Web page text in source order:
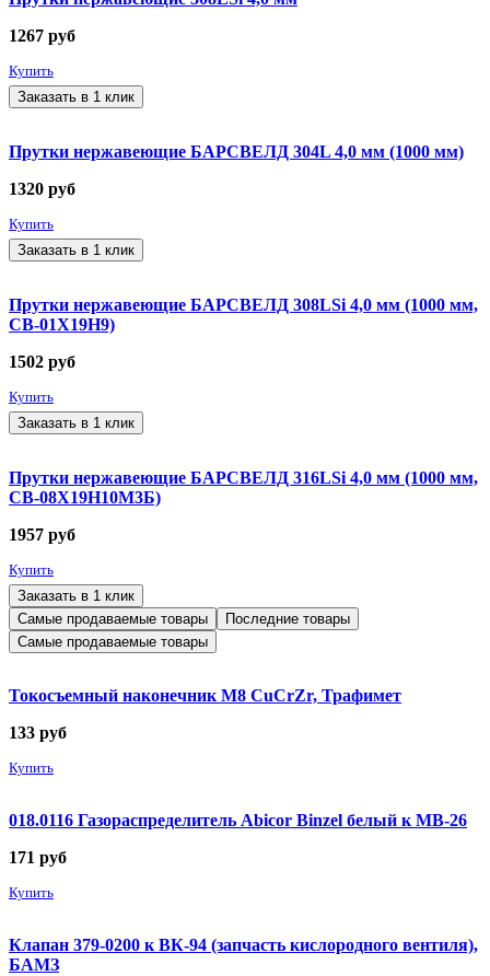
1267 руб
Купить
Заказать в 1 клик
Прутки нержавеющие БАРСВЕЛД 304L 4,0 мм (1000 мм)
1320 руб
Купить
Заказать в 1 клик
Прутки нержавеющие БАРСВЕЛД 308LSi 4,0 мм (1000 мм,
СВ-01Х19Н9)
1502 руб
Купить
Заказать в 1 клик
Прутки нержавеющие БАРСВЕЛД 316LSi 4,0 мм (1000 мм,
СВ-08Х19Н10М3Б)
1957 руб
Купить
Заказать в 1 клик
Самые продаваемые товары
Последние товары
Самые продаваемые товары
Токосъемный наконечник М8 CuCrZr, Трафимет
133 руб
Купить
018.0116 Газораспределитель Abicor Binzel белый к MB-26
171 руб
Купить
Клапан 379-0200 к ВК-94 (запчасть кислородного вентиля),
БАМЗ